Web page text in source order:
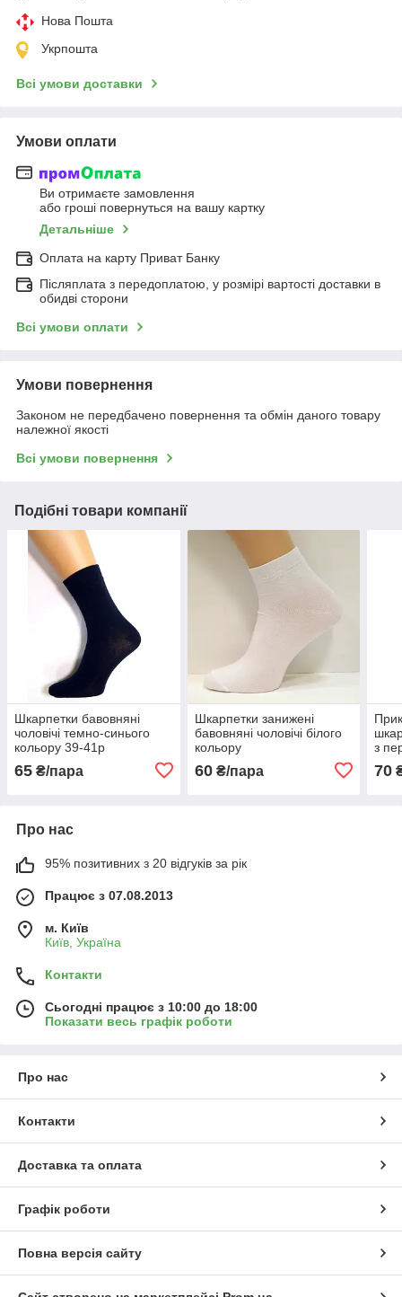
Нова Пошта
Укрпошта
Всі умови доставки
Умови оплати
Ви отримаєте замовлення
або гроші повернуться на вашу картку
Детальніше
Оплата на карту Приват Банку
Післяплата з передоплатою, у розмірі вартості доставки в
обидві сторони
Всі умови оплати
Умови повернення
Законом не передбачено повернення та обмін даного товару
належної якості
Всі умови повернення
Подібні товари компанії
Шкарпетки бавовняні
чоловічі темно-синього
кольору 39-41р
65 ₴/пара
Шкарпетки занижені
бавовняні чоловічі білого
кольору
60₴/пара
з
70
Про нас
95% позитивних з 20 відгуків за рік
Працює з 07.08.2013
м. Київ
Київ, Україна
Контакти
Сьогодні працює з 10:00 до 18:00
Показати весь графік роботи
Про нас
Контакти
Доставка та оплата
Графік роботи
Повна версія сайту